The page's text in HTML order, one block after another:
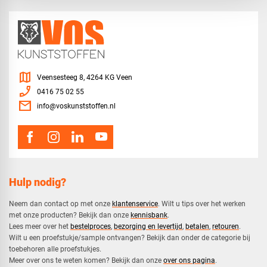
Hulp nodig?
Neem dan contact op met onze klantenservice. Wilt u tips over het werken
met onze producten? Bekijk dan onze kennisbank.
​Lees meer over het bestelproces, bezorging en levertijd, betalen, retouren.​
​Wilt u een proefstukje/sample ontvangen? Bekijk dan onder de categorie bij
toebehoren alle proefstukjes.
​​Meer over ons te weten komen? Bekijk dan onze over ons pagina.
map Veensesteeg 8, 4264 KG Veen
phone_enabled 0416 75 02 55
mail info@voskunststoffen.nl